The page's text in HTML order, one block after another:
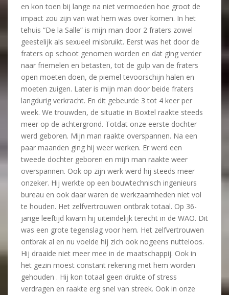
en kon toen bij lange na niet vermoeden hoe groot de
impact zou zijn van wat hem was over komen. In het
tehuis “De la Salle” is mijn man door 2 fraters zowel
geestelijk als sexueel misbruikt. Eerst was het door de
fraters op schoot genomen worden en dat ging verder
naar friemelen en betasten, tot de gulp van de fraters
open moeten doen, de piemel tevoorschijn halen en
moeten zuigen. Later is mijn man door beide fraters
langdurig verkracht. En dit gebeurde 3 tot 4 keer per
week. We trouwden, de situatie in Boxtel raakte steeds
meer op de achtergrond. Totdat onze eerste dochter
werd geboren. Mijn man raakte overspannen. Na een
paar maanden ging hij weer werken. Er werd een
tweede dochter geboren en mijn man raakte weer
overspannen. Ook op zijn werk werd hij steeds meer
onzeker. Hij werkte op een bouwtechnisch ingenieurs
bureau en ook daar waren de werkzaamheden niet vol
te houden. Het zelfvertrouwen ontbrak totaal. Op 36-
jarige leeftijd kwam hij uiteindelijk terecht in de WAO. Dit
was een grote tegenslag voor hem. Het zelfvertrouwen
ontbrak al en nu voelde hij zich ook nogeens nutteloos.
Hij draaide niet meer mee in de maatschappij. Ook in
het gezin moest constant rekening met hem worden
gehouden . Hij kon totaal geen drukte of stress
verdragen en raakte erg snel van streek. Ook in onze